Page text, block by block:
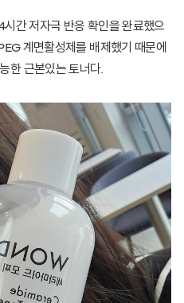
간 저자극 반응 확인을 완료했으
계면활성제를 배제했기 때문에
한 근본있는 토너다.